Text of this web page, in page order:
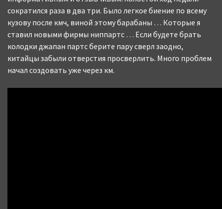
сократился раза в два три. Было легкое биение по всему
кузову после кмч, виной этому барабаны … Которые я
ставил новыми фирмы ниппартс … Если будете брать
колодки джапан партс берите пару сверл заодно,
китайцы забыли отверстия просверлить. Много проблем
начал создовать уже через км.